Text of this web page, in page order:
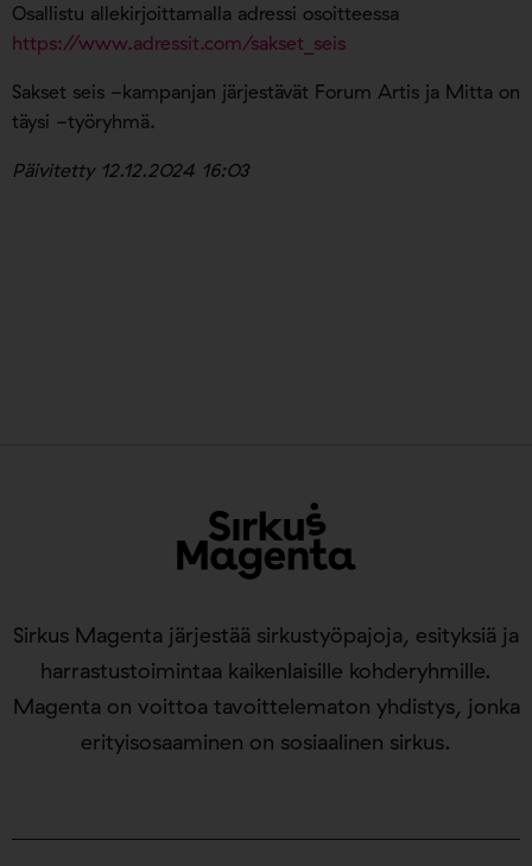
Osallistu allekirjoittamalla adressi osoitteessa
https://www.adressit.com/sakset_seis
Sakset seis -kampanjan järjestävät Forum Artis ja Mitta on
täysi -työryhmä.
Päivitetty 12.12.2024 16:03
Sirkus Magenta järjestää sirkustyöpajoja, esityksiä ja
harrastustoimintaa kaikenlaisille kohderyhmille.
Magenta on voittoa tavoittelematon yhdistys, jonka
erityisosaaminen on sosiaalinen sirkus.